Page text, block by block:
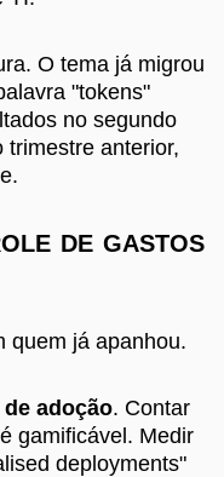
O tema já migrou
"tokens"
no segundo
trimestre anterior,
DE GASTOS
quem já apanhou.
adoção. Contar
gamificável. Medir
deployments"